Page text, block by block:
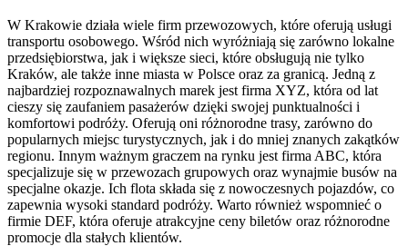
W Krakowie działa wiele firm przewozowych, które oferują usługi
transportu osobowego. Wśród nich wyróżniają się zarówno lokalne
przedsiębiorstwa, jak i większe sieci, które obsługują nie tylko
Kraków, ale także inne miasta w Polsce oraz za granicą. Jedną z
najbardziej rozpoznawalnych marek jest firma XYZ, która od lat
cieszy się zaufaniem pasażerów dzięki swojej punktualności i
komfortowi podróży. Oferują oni różnorodne trasy, zarówno do
popularnych miejsc turystycznych, jak i do mniej znanych zakątków
regionu. Innym ważnym graczem na rynku jest firma ABC, która
specjalizuje się w przewozach grupowych oraz wynajmie busów na
specjalne okazje. Ich flota składa się z nowoczesnych pojazdów, co
zapewnia wysoki standard podróży. Warto również wspomnieć o
firmie DEF, która oferuje atrakcyjne ceny biletów oraz różnorodne
promocje dla stałych klientów.